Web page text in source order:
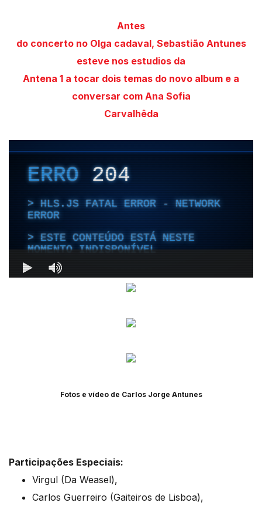
Antes
do concerto no Olga cadaval, Sebastião Antunes
esteve nos estudios da
Antena 1 a tocar dois temas do novo album e a
conversar com Ana Sofia
Carvalhêda
Fotos e vídeo de Carlos Jorge Antunes
Participações Especiais:
Virgul (Da Weasel),
Carlos Guerreiro (Gaiteiros de Lisboa),